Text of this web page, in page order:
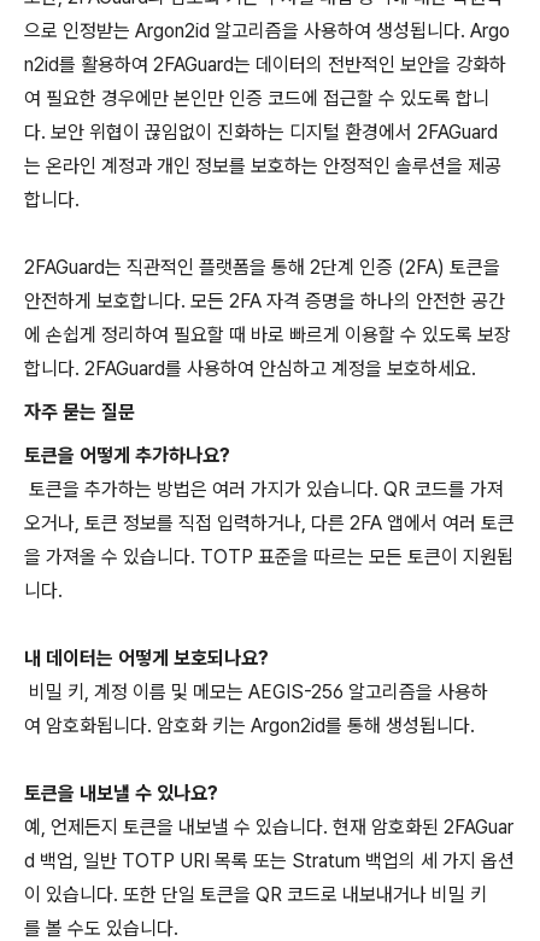
으로 인정받는 Argon2id 알고리즘을 사용하여 생성됩니다. Argo
n2id를 활용하여 2FAGuard는 데이터의 전반적인 보안을 강화하
여 필요한 경우에만 본인만 인증 코드에 접근할 수 있도록 합니
다. 보안 위협이 끊임없이 진화하는 디지털 환경에서 2FAGuard
는 온라인 계정과 개인 정보를 보호하는 안정적인 솔루션을 제공
합니다.
2FAGuard는 직관적인 플랫폼을 통해 2단계 인증 (2FA) 토큰을
안전하게 보호합니다. 모든 2FA 자격 증명을 하나의 안전한 공간
에 손쉽게 정리하여 필요할 때 바로 빠르게 이용할 수 있도록 보장
합니다. 2FAGuard를 사용하여 안심하고 계정을 보호하세요.
자주 묻는 질문
토큰을 어떻게 추가하나요?
토큰을 추가하는 방법은 여러 가지가 있습니다. QR 코드를 가져
오거나, 토큰 정보를 직접 입력하거나, 다른 2FA 앱에서 여러 토큰
을 가져올 수 있습니다. TOTP 표준을 따르는 모든 토큰이 지원됩
니다.
내 데이터는 어떻게 보호되나요?
비밀 키, 계정 이름 및 메모는 AEGIS-256 알고리즘을 사용하
여 암호화됩니다. 암호화 키는 Argon2id를 통해 생성됩니다.
토큰을 내보낼 수 있나요?
예, 언제든지 토큰을 내보낼 수 있습니다. 현재 암호화된 2FAGuar
d 백업, 일반 TOTP URI 목록 또는 Stratum 백업의 세 가지 옵션
이 있습니다. 또한 단일 토큰을 QR 코드로 내보내거나 비밀 키
를 볼 수도 있습니다.